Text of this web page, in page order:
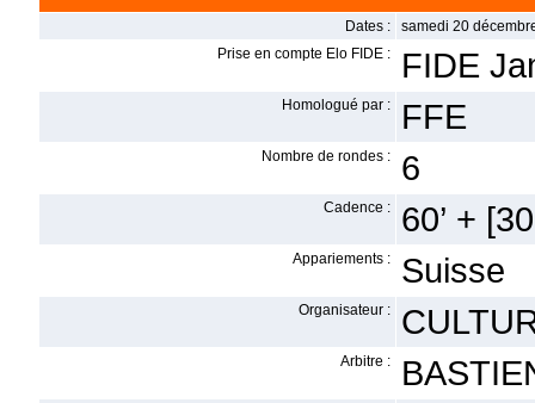
Dates :
samedi 20
Prise en compte Elo FIDE :
FIDE
Homologué par : FFE
Nombre de rondes : 6
Cadence : 60’ +
Appariements : Suisse
Organisateur :
Arbitre :